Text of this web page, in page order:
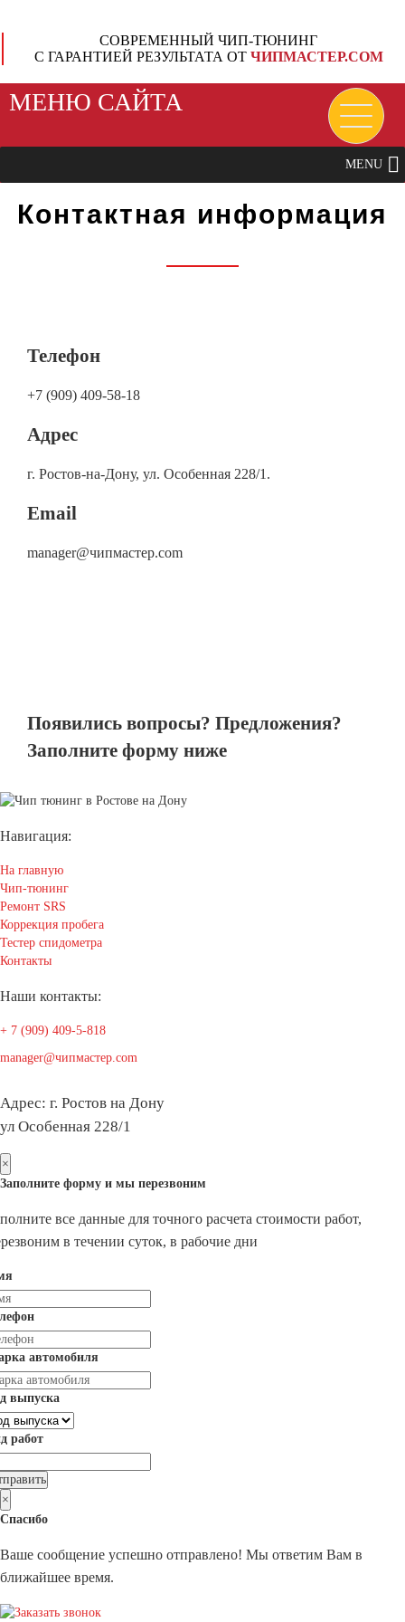
СОВРЕМЕННЫЙ ЧИП-ТЮНИНГ
С ГАРАНТИЕЙ РЕЗУЛЬТАТА ОТ ЧИПМАСТЕР.СОМ
MENU
МЕНЮ САЙТА
Контактная информация
Телефон
+7 (909) 409-58-18
Адрес
г. Ростов-на-Дону, ул. Особенная 228/1.
Email
manager@чипмастер.com
Появились вопросы? Предложения?
Заполните форму ниже
Навигация:
На главную
Чип-тюнинг
Ремонт SRS
Коррекция пробега
Тестер спидометра
Контакты
Наши контакты:
+ 7 (909) 409-5-818
manager@чипмастер.com
Адрес: г. Ростов на Дону
ул Особенная 228/1
×
Заполните форму и мы перезвоним
все данные для точного расчета стоимости работ,
в течении суток, в рабочие дни
автомобиля
выпуска
работ
×
Спасибо
Ваше сообщение успешно отправлено! Мы ответим Вам в
ближайшее время.